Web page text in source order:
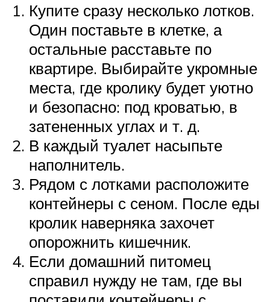
Купите сразу несколько лотков.
Один поставьте в клетке, а
остальные расставьте по
квартире. Выбирайте укромные
места, где кролику будет уютно
и безопасно: под кроватью, в
затененных углах и т. д.
В каждый туалет насыпьте
наполнитель.
Рядом с лотками расположите
контейнеры с сеном. После еды
кролик наверняка захочет
опорожнить кишечник.
Если домашний питомец
справил нужду не там, где вы